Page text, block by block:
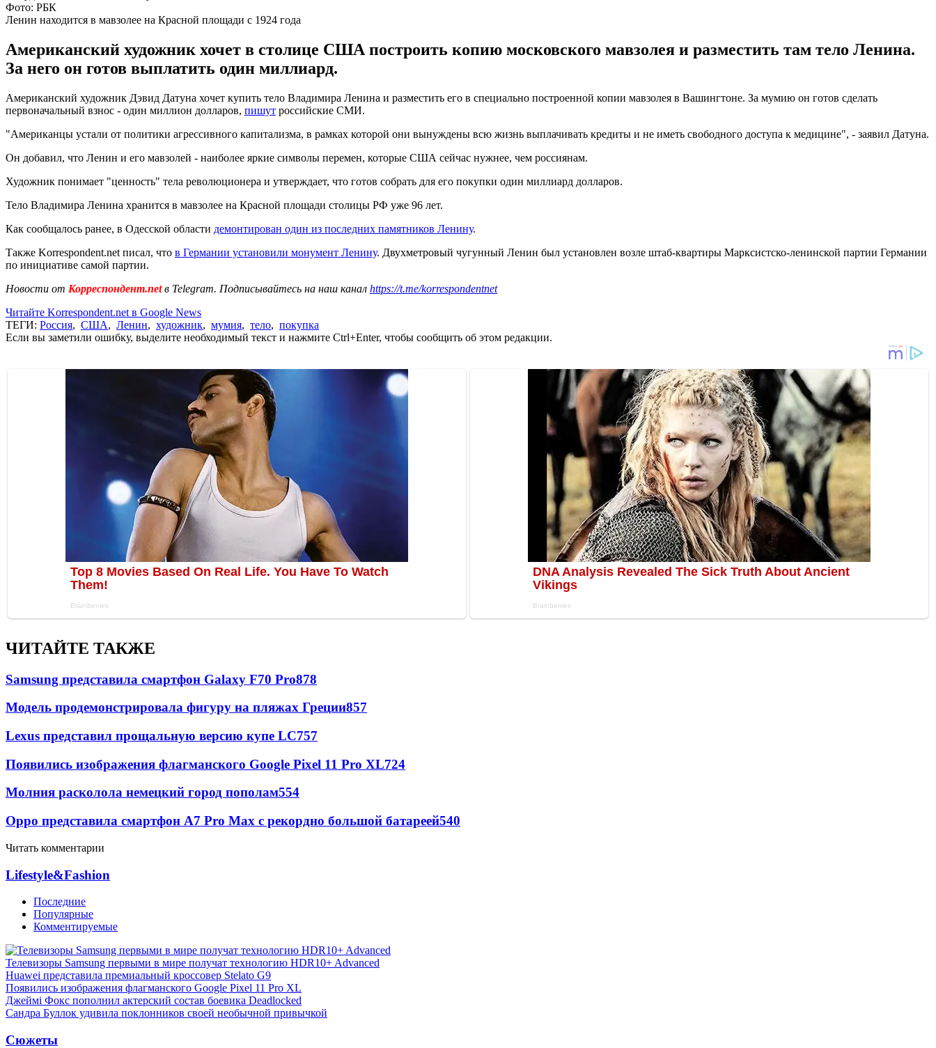
Фото: РБК
Ленин находится в мавзолее на Красной площади с 1924 года
Американский художник хочет в столице США построить копию московского мавзолея и разместить там тело Ленина.
За него он готов выплатить один миллиард.
Американский художник Дэвид Датуна хочет купить тело Владимира Ленина и разместить его в специально построенной копии мавзолея в Вашингтоне. За мумию он готов сделать
первоначальный взнос - один миллион долларов, пишут российские СМИ.
"Американцы устали от политики агрессивного капитализма, в рамках которой они вынуждены всю жизнь выплачивать кредиты и не иметь свободного доступа к медицине", - заявил Датуна.
Он добавил, что Ленин и его мавзолей - наиболее яркие символы перемен, которые США сейчас нужнее, чем россиянам.
Художник понимает "ценность" тела революционера и утверждает, что готов собрать для его покупки один миллиард долларов.
Тело Владимира Ленина хранится в мавзолее на Красной площади столицы РФ уже 96 лет.
Как сообщалось ранее, в Одесской области демонтирован один из последних памятников Ленину.
Также Korrespondent.net писал, что в Германии установили монумент Ленину. Двухметровый чугунный Ленин был установлен возле штаб-квартиры Марксистско-ленинской партии Германии
по инициативе самой партии.
Новости от Корреспондент.netв Telegram. Подписывайтесь на наш канал https://t.me/korrespondentnet
Читайте Korrespondent.net в Google News
ТЕГИ: Россия, США, Ленин, художник, мумия, тело, покупка
Если вы заметили ошибку, выделите необходимый текст и нажмите Ctrl+Enter, чтобы сообщить об этом редакции.
ЧИТАЙТЕ ТАКЖЕ
Samsung представила смартфон Galaxy F70 Pro878
Модель продемонстрировала фигуру на пляжах Греции857
Lexus представил прощальную версию купе LC757
Появились изображения флагманского Google Pixel 11 Pro XL724
Молния расколола немецкий город пополам554
Oppo представила смартфон A7 Pro Max с рекордно большой батареей540
Читать комментарии
Lifestyle&Fashion
Последние
Популярные
Комментируемые
Телевизоры Samsung первыми в мире получат технологию HDR10+ Advanced
Huawei представила премиальный кроссовер Stelato G9
Появились изображения флагманского Google Pixel 11 Pro XL
Джеймі Фокс пополнил актерский состав боевика Deadlocked
Сандра Буллок удивила поклонников своей необычной привычкой
Сюжеты